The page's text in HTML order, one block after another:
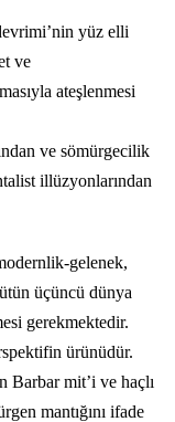
yüz elli
ve
ateşlenmesi
ve sömürgecilik
illüzyonlarından
gelenek,
üçüncü dünya
gerekmektedir.
ürünüdür.
Barbar mit’i ve haçlı
mantığını ifade